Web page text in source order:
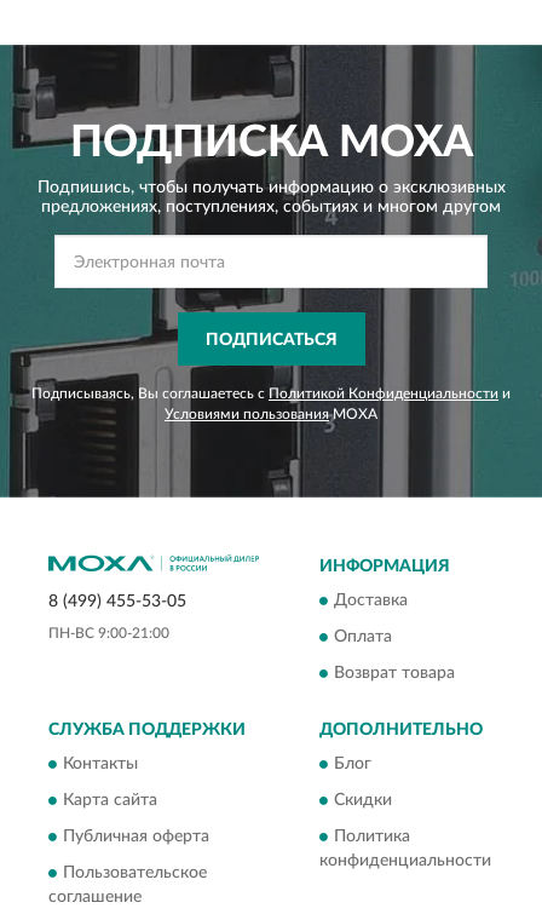
ПОДПИСКАMOXA
Подпишись, чтобы получать информацию о эксклюзивных
предложениях, поступлениях, событиях и многом другом
ПОДПИСАТЬСЯ
Подписываясь, Вы соглашаетесь с Политикой Конфиденциальности и
Условиями пользованияMOXA
8 (499) 455-53-05
ПН-ВС 9:00-21:00
ИНФОРМАЦИЯ
Доставка
Оплата
Возврат товара
СЛУЖБА ПОДДЕРЖКИ
Контакты
Карта сайта
Публичная оферта
Пользовательское
соглашение
ДОПОЛНИТЕЛЬНО
Блог
Скидки
Политика
конфиденциальности